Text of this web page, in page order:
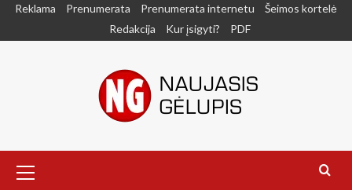
SkipReklama Prenumerata Prenumerata internetu
Šeimos kortelė
Redakcija
Kur įsigyti? PDF
Menu